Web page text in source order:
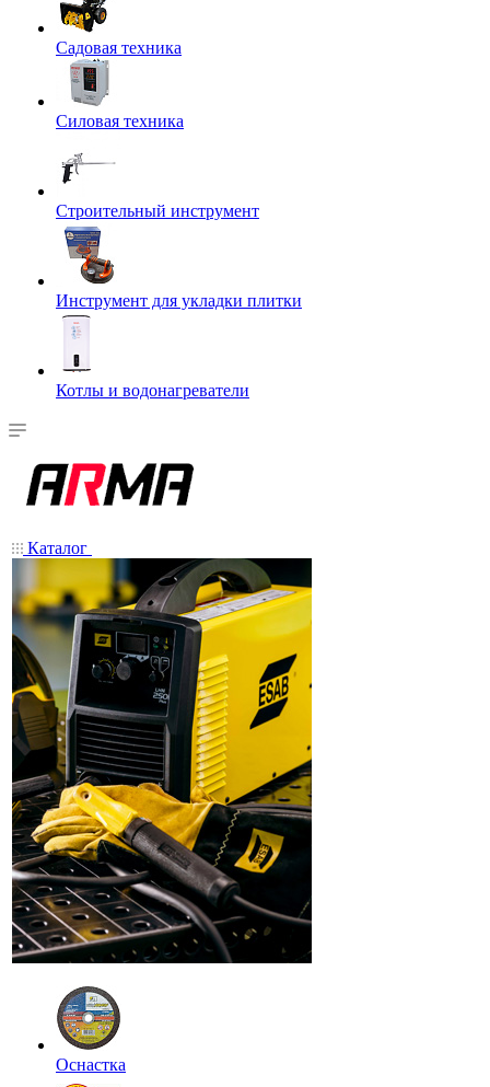
Садовая техника
Силовая техника
Строительный инструмент
Инструмент для укладки плитки
Котлы и водонагреватели
Каталог
Оснастка